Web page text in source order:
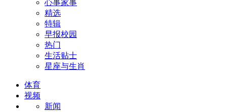
心事家事
精选
特辑
早报校园
热门
生活贴士
星座与生肖
体育
视频
新闻